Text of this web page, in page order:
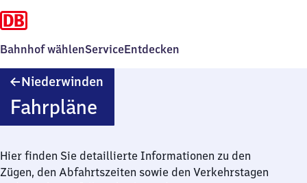
Bahnhof wählenServiceEntdecken
Niederwinden
Fahrpläne
Hier finden Sie detaillierte Informationen zu den
Zügen, den Abfahrtszeiten sowie den Verkehrstagen